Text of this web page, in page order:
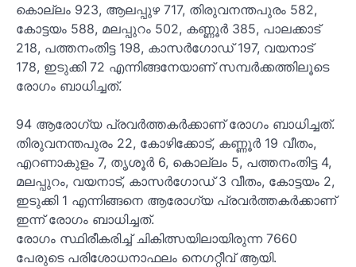
കൊല്ലം 923, ആലപ്പുഴ 717, തിരുവനന്തപുരം 582,
കോട്ടയം 588, മലപ്പുറം 502, കണ്ണൂര്385, പാലക്കാട്
218, പത്തനംതിട്ട 198, കാസര്ഗോഡ് 197, വയനാട്
178, ഇടുക്കി 72 എന്നിങ്ങനേയാണ് സമ്പര്ക്കത്തിലൂടെ
രോഗം ബാധിച്ചത്.
94 ആരോഗ്യ പ്രവര്ത്തകര്ക്കാണ് രോഗം ബാധിച്ചത്.
തിരുവനന്തപുരം 22, കോഴിക്കോട്, കണ്ണൂര്19 വീതം,
എറണാകുളം 7, തൃശൂര്6, കൊല്ലം 5, പത്തനംതിട്ട 4,
മലപ്പുറം, വയനാട്, കാസര്ഗോഡ് 3 വീതം, കോട്ടയം 2,
ഇടുക്കി 1 എന്നിങ്ങനെ ആരോഗ്യ പ്രവര്ത്തകര്ക്കാണ്
ഇന്ന് രോഗം ബാധിച്ചത്.
രോഗം സ്ഥിരീകരിച്ച് ചികിത്സയിലായിരുന്ന 7660
പേരുടെ പരിശോധനാഫലം നെഗറ്റീവ് ആയി.